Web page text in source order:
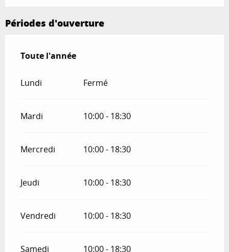
Périodes d'ouverture
Toute l'année
Toute l'année
Lundi Fermé
Mardi 10:00 - 18:30
Mercredi 10:00 - 18:30
Jeudi 10:00 - 18:30
Vendredi 10:00 - 18:30
Samedi 10:00 - 18:30